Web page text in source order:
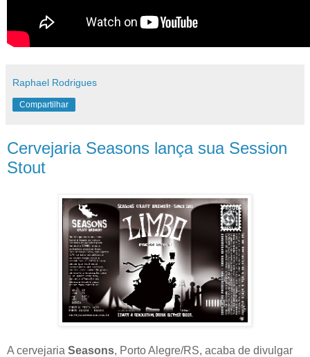
Raphael Rodrigues
Compartilhar
Cervejaria Seasons lança sua Session
Stout
A cervejaria Seasons, Porto Alegre/RS, acaba de divulgar